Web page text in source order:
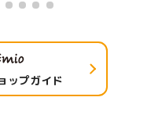
ップガイド